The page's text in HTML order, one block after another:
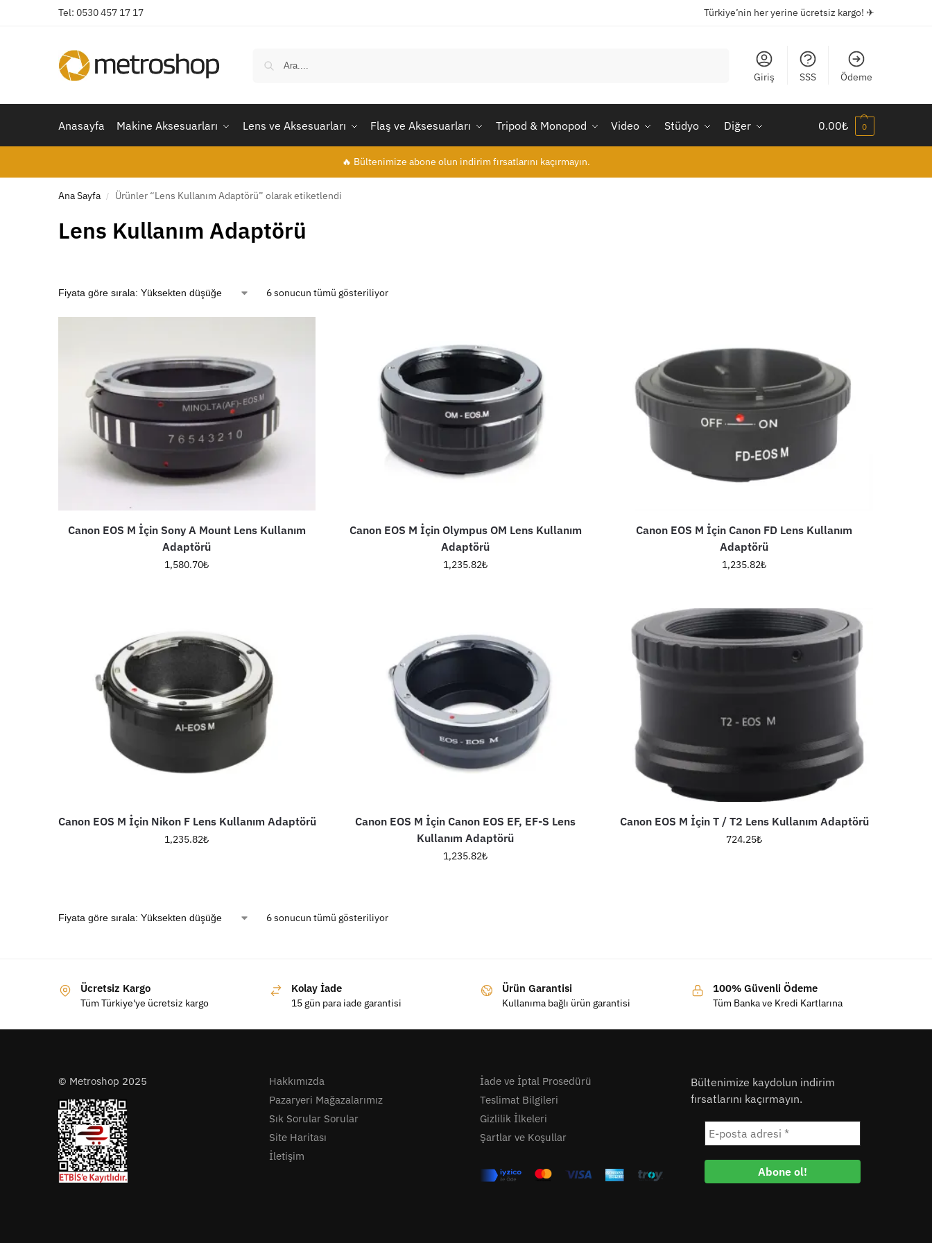
Tel: 0530 457 17 17 Türkiye’nin her yerine ücretsiz kargo! ✈
Giriş SSS Ödeme
Anasayfa Makine Aksesuarları Lens ve Aksesuarları Flaş ve Aksesuarları Tripod & Monopod Video Stüdyo Diğer 0.00₺ 0
🔥 Bültenimize abone olun indirim fırsatlarını kaçırmayın.
Ana Sayfa / Ürünler “Lens Kullanım Adaptörü” olarak etiketlendi
Lens Kullanım Adaptörü
6 sonucun tümü gösteriliyor
Canon EOS M İçin Sony A Mount Lens Kullanım
Adaptörü
1,580.70₺
Canon EOS M İçin Olympus OM Lens Kullanım
Adaptörü
1,235.82₺
Canon EOS M İçin Canon FD Lens Kullanım
Adaptörü
1,235.82₺
Canon EOS M İçin Nikon F Lens Kullanım Adaptörü
1,235.82₺
Canon EOS M İçin Canon EOS EF, EF-S Lens
Kullanım Adaptörü
1,235.82₺
Canon EOS M İçin T / T2 Lens Kullanım Adaptörü
724.25₺
6 sonucun tümü gösteriliyor
Ücretsiz Kargo
Tüm Türkiye'ye ücretsiz kargo
Kolay İade
15 gün para iade garantisi
Ürün Garantisi
Kullanıma bağlı ürün garantisi
100% Güvenli Ödeme
Tüm Banka ve Kredi Kartlarına
© Metroshop 2025
Hakkımızda
Pazaryeri Mağazalarımız
Sık Sorular Sorular
Site Haritası
İletişim
İade ve İptal Prosedürü
Teslimat Bilgileri
Gizlilik İlkeleri
Şartlar ve Koşullar
Bültenimize kaydolun indirim
fırsatlarını kaçırmayın.